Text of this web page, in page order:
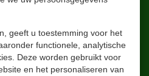
geeft u toestemming voor het
functionele, analytische
Deze worden gebruikt voor
en het personaliseren van
Aanmelden